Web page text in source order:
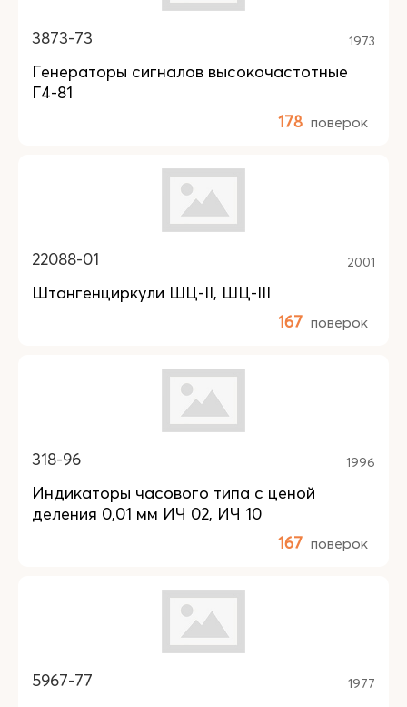
3873-73 1973
Генераторы сигналов высокочастотные
Г4-81
178 поверок
22088-01 2001
Штангенциркули ШЦ-II, ШЦ-III
167 поверок
318-96 1996
Индикаторы часового типа с ценой
деления 0,01 мм ИЧ 02, ИЧ 10
167 поверок
5967-77 1977